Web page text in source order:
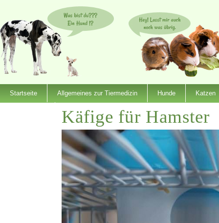
Startseite Allgemeines zur Tiermedizin Hunde Katzen
Käfige für Hamster